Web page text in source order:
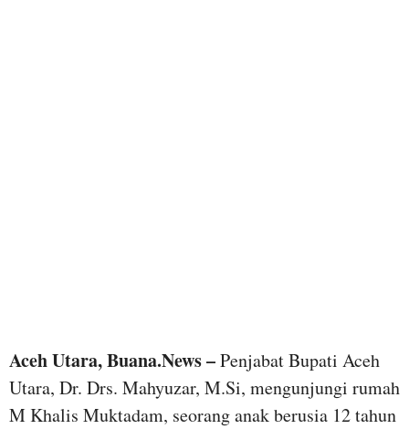
Aceh Utara, Buana.News –Penjabat Bupati Aceh
Utara, Dr. Drs. Mahyuzar, M.Si, mengunjungi rumah
M Khalis Muktadam, seorang anak berusia 12 tahun